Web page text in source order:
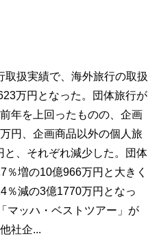
取扱実績で、海外旅行の取扱
万円となった。団体旅行が
年を上回ったものの、企画
円、企画商品以外の個人旅
、それぞれ減少した。団体
増の10億966万円と大きく
％減の3億1770万円となっ
マッハ・ベストツアー」が
社企...